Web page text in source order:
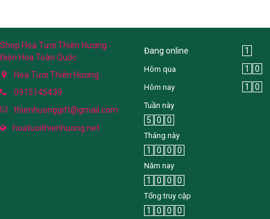
Shop Hoa Tươi Thiên Hương -
Điện Hoa Toàn Quốc
Hoa Tươi Thiên Hương
0915145439
thienhuonggift@gmail.com
hoatuoithienhuong.net
Đang online 1
Hôm qua 1 0
Hôm nay 1 0
Tuần này
5 0 0
Tháng này
1 0 0 0
Năm nay
1 0 0 0
Tổng truy cập
1 0 0
0